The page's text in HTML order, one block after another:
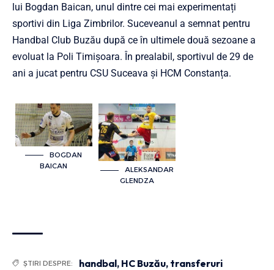
lui Bogdan Baican, unul dintre cei mai experimentați
sportivi din Liga Zimbrilor. Suceveanul a semnat pentru
Handbal Club Buzău după ce în ultimele două sezoane a
evoluat la Poli Timișoara. În prealabil, sportivul de 29 de
ani a jucat pentru CSU Suceava și HCM Constanța.
BOGDAN
BAICAN
ALEKSANDAR
GLENDZA
ȘTIRI DESPRE: handbal, HC Buzău, transferuri